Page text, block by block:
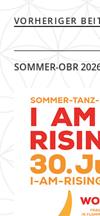
VORHERIGER
SOMMER-OBR